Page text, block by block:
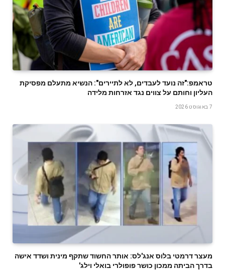
טראמפ:"זה נועד לעבדים, לא לתיירים": הנשיא מתעלם מפסיקת
העליון וחותם על צווים נגד אזרחות מלידה
7 באוגוסט 2026
מעצר דרמטי בלוס אנג'לס: אותר החשוד שתקף מינית ושדד אישה
בדרך הביתה ממכון כושר פופולרי בואלי וילג'